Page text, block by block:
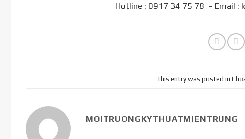
Hotline : 0917 34 75 78 – Email :
This entry was posted in
MOITRUONGKYTHUATMIENTRUNG